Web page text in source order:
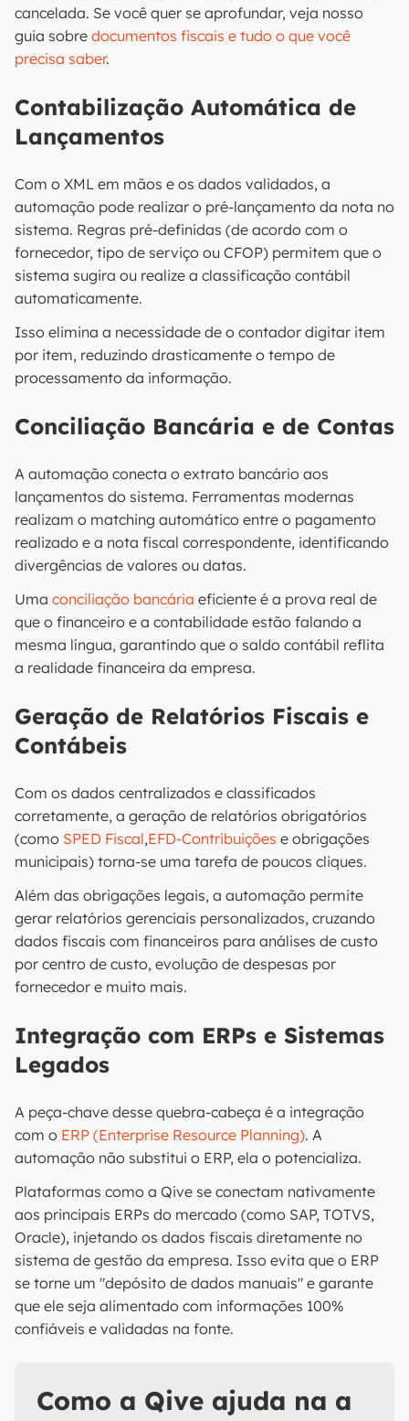
cancelada. Se você quer se aprofundar, veja nosso
guia sobre documentos fiscais e tudo o que você
precisa saber.
Contabilização Automática de
Lançamentos
Com o XML em mãos e os dados validados, a
automação pode realizar o pré-lançamento da nota no
sistema. Regras pré-definidas (de acordo com o
fornecedor, tipo de serviço ou CFOP) permitem que o
sistema sugira ou realize a classificação contábil
automaticamente.
Isso elimina a necessidade de o contador digitar item
por item, reduzindo drasticamente o tempo de
processamento da informação.
Conciliação Bancária e de Contas
A automação conecta o extrato bancário aos
lançamentos do sistema. Ferramentas modernas
realizam o matching automático entre o pagamento
realizado e a nota fiscal correspondente, identificando
divergências de valores ou datas.
Uma conciliação bancária eficiente é a prova real de
que o financeiro e a contabilidade estão falando a
mesma língua, garantindo que o saldo contábil reflita
a realidade financeira da empresa.
Geração de Relatórios Fiscais e
Contábeis
Com os dados centralizados e classificados
corretamente, a geração de relatórios obrigatórios
(como SPED Fiscal,EFD-Contribuições e obrigações
municipais) torna-se uma tarefa de poucos cliques.
Além das obrigações legais, a automação permite
gerar relatórios gerenciais personalizados, cruzando
dados fiscais com financeiros para análises de custo
por centro de custo, evolução de despesas por
fornecedor e muito mais.
Integração com ERPs e Sistemas
Legados
A peça-chave desse quebra-cabeça é a integração
com o ERP (Enterprise Resource Planning). A
automação não substitui o ERP, ela o potencializa.
Plataformas como a Qive se conectam nativamente
aos principais ERPs do mercado (como SAP, TOTVS,
Oracle), injetando os dados fiscais diretamente no
sistema de gestão da empresa. Isso evita que o ERP
se torne um "depósito de dados manuais" e garante
que ele seja alimentado com informações 100%
confiáveis e validadas na fonte.
Como a Qive ajuda na a